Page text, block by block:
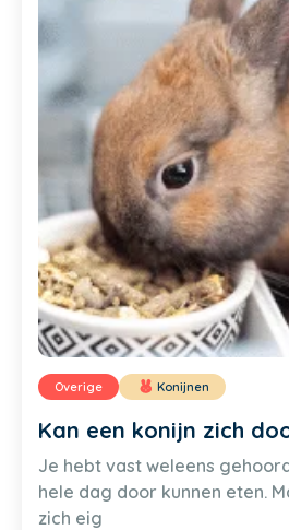
Overige Konijnen
Kan een konijn zich
Je hebt vast weleens
hele dag door kunnen eten.
zich eig